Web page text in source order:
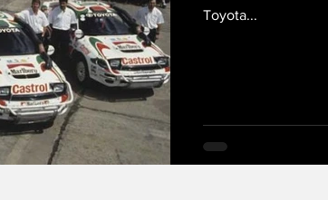
Toyota...